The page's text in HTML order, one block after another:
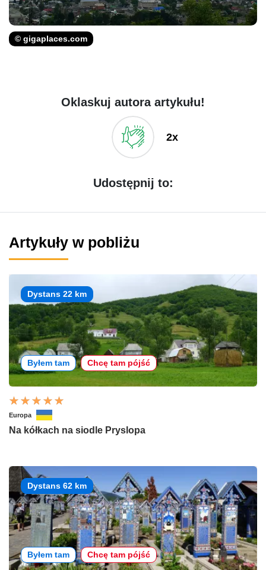
© gigaplaces.com
Oklaskuj autora artykułu!
2x
Udostępnij to:
Artykuły w pobliżu
Dystans 22 km
Byłem tam Chcę tam pójść
Europa
Na kółkach na siodle Pryslopa
Dystans 62 km
Byłem tam Chcę tam pójść